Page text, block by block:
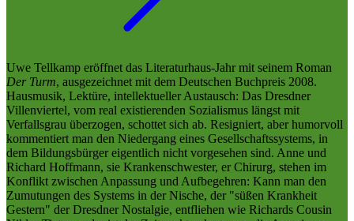
Uwe Tellkamp eröffnet das Literaturhaus-Jahr mit seinem Roman
Der Turm, ausgezeichnet mit dem Deutschen Buchpreis 2008.
Hausmusik, Lektüre, intellektueller Austausch: Das Dresdner
Villenviertel, vom real existierenden Sozialismus längst mit
Verfallsgrau überzogen, schottet sich ab. Resigniert, aber humorvoll
kommentiert man den Niedergang eines Gesellschaftssystems, in
dem Bildungsbürger eigentlich nicht vorgesehen sind. Anne und
Richard Hoffmann, sie Krankenschwester, er Chirurg, stehen im
Konflikt zwischen Anpassung und Aufbegehren: Kann man den
Zumutungen des Systems in der Nische, der "süßen Krankheit
Gestern" der Dresdner Nostalgie, entfliehen wie Richards Cousin